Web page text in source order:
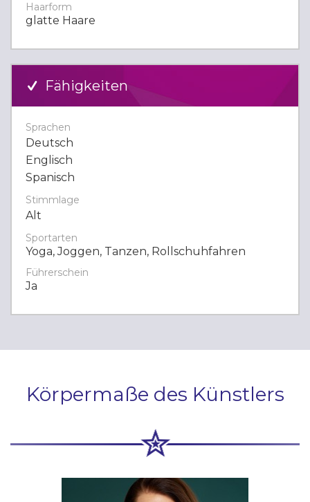
Haarform
glatte Haare
Fähigkeiten
Sprachen
Deutsch
Englisch
Spanisch
Stimmlage
Alt
Sportarten
Yoga, Joggen, Tanzen, Rollschuhfahren
Führerschein
Ja
Körpermaße des Künstlers